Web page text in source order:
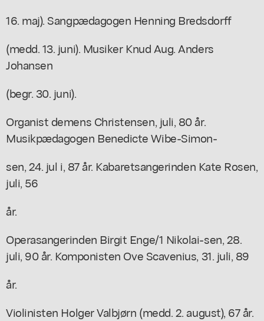
16. maj). Sangpædagogen Henning Bredsdorff
(medd. 13. juni). Musiker Knud Aug. Anders
Johansen
(begr. 30. juni).
Organist demens Christensen, juli, 80 år.
Musikpædagogen Benedicte Wibe-Simon-
sen, 24. jul i, 87 år. Kabaretsangerinden Kate Rosen,
juli, 56
år.
Operasangerinden Birgit Enge/1 Nikolai-sen, 28.
juli, 90 år. Komponisten Ove Scavenius, 31. juli, 89
år.
Violinisten Holger Valbjørn (medd. 2. august), 67 år.